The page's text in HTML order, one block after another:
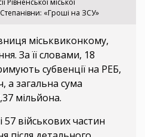
«Гроші на ЗСУ»
міськвиконкому,
За її словами, 18
субвенції на РЕБ,
а загальна сума
мільйона.
військових частин